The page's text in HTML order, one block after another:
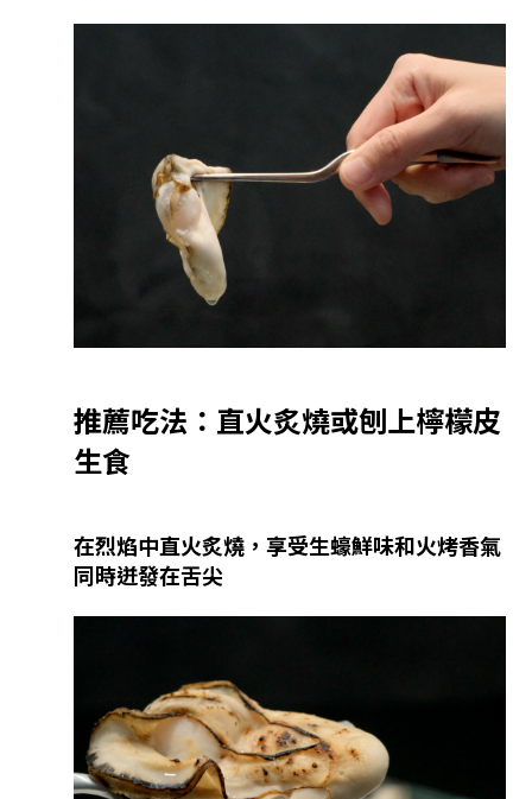
推薦吃法：直火炙燒或刨上檸檬皮
生食
在烈焰中直火炙燒，享受生蠔鮮味和火烤香氣
同時迸發在舌尖